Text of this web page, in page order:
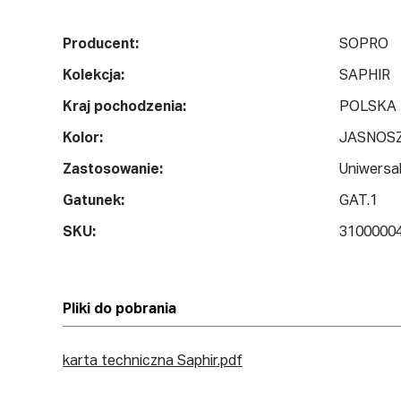
Producent: SOPRO
Kolekcja: SAPHIR
Kraj pochodzenia: POLSKA
Kolor:
Zastosowanie:
Gatunek: GAT.1
SKU:
Pliki do pobrania
karta techniczna Saphir.pdf